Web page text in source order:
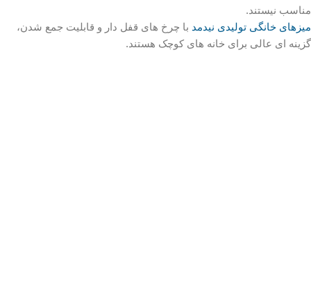
مناسب نیستند.
میزهای خانگی تولیدی نیدمد با چرخ‌ های قفل‌ دار و قابلیت جمع‌ شدن،
گزینه‌ ای عالی برای خانه‌ های کوچک هستند.